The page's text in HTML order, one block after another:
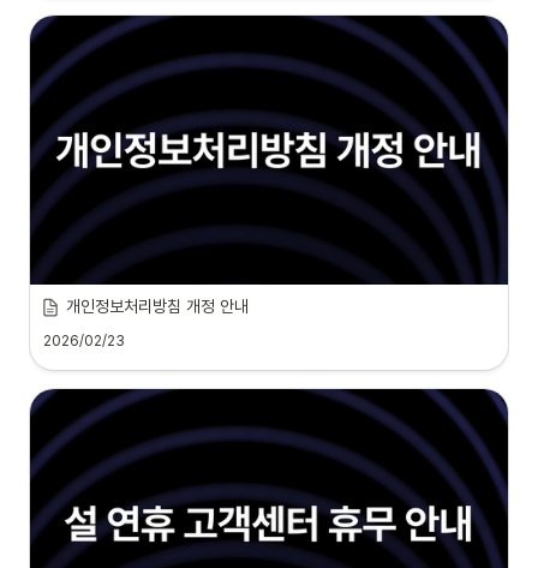
개인정보처리방침 개정 안내
2026/02/23